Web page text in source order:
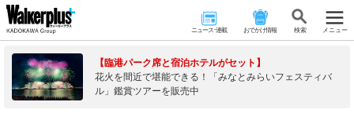
ニュース･連載 おでかけ情報 検 索 メニュー
【臨港パーク席と宿泊ホテルがセット】
花火を間近で堪能できる！「みなとみらいフェスティバ
ル」鑑賞ツアーを販売中